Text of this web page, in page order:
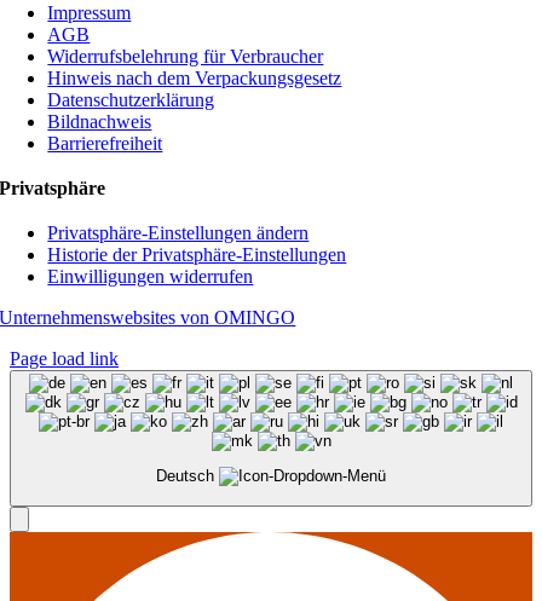
Impressum
AGB
Widerrufsbelehrung für Verbraucher
Hinweis nach dem Verpackungsgesetz
Datenschutzerklärung
Bildnachweis
Barrierefreiheit
Privatsphäre
Privatsphäre-Einstellungen ändern
Historie der Privatsphäre-Einstellungen
Einwilligungen widerrufen
Unternehmenswebsites von OMINGO
Page load link
Deutsch